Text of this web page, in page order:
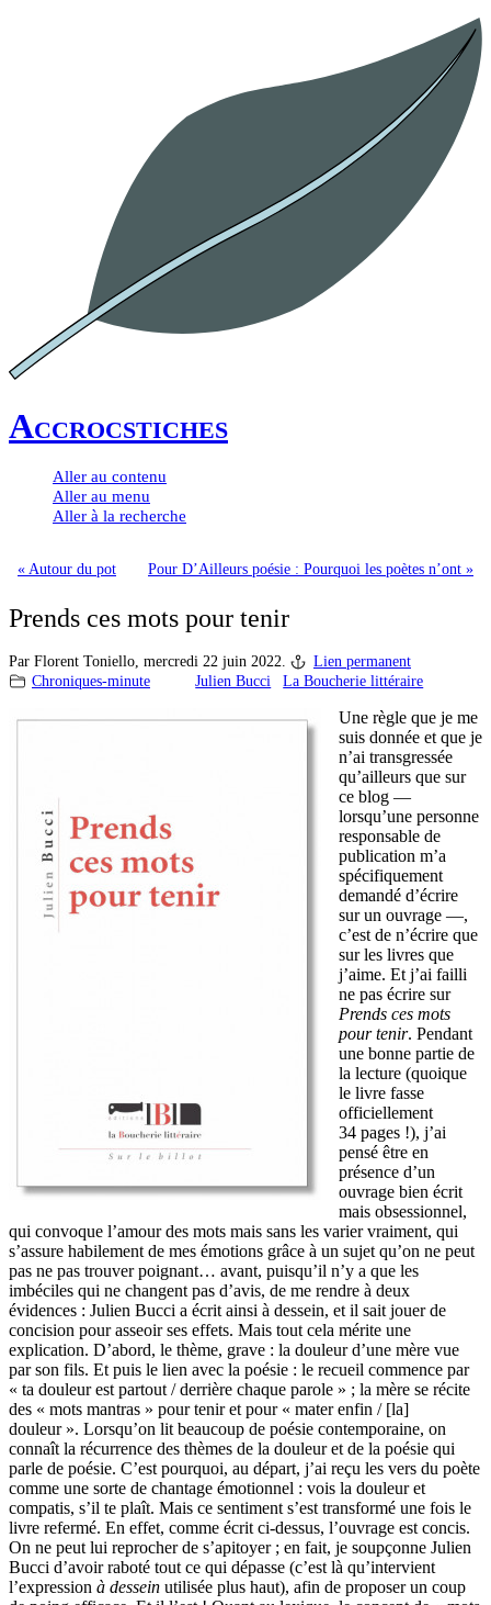
Accrocstiches
Aller au contenu
Aller au menu
Aller à la recherche
« Autour du pot Pour D’Ailleurs poésie : Pourquoi les poètes n’ont »
Prends ces mots pour tenir
Par Florent Toniello, mercredi 22 juin 2022.
Lien permanent
Chroniques-minute
Julien Bucci La Boucherie littéraire
Une règle que je me
suis donnée et que je
n’ai transgressée
qu’ailleurs que sur
ce blog —
lorsqu’une personne
responsable de
publication m’a
spécifiquement
demandé d’écrire
sur un ouvrage —,
c’est de n’écrire que
sur les livres que
j’aime. Et j’ai failli
ne pas écrire sur
Prends ces mots
pour tenir. Pendant
une bonne partie de
la lecture (quoique
le livre fasse
officiellement
34 pages !), j’ai
pensé être en
présence d’un
ouvrage bien écrit
mais obsessionnel,
qui convoque l’amour des mots mais sans les varier vraiment, qui
s’assure habilement de mes émotions grâce à un sujet qu’on ne peut
pas ne pas trouver poignant… avant, puisqu’il n’y a que les
imbéciles qui ne changent pas d’avis, de me rendre à deux
évidences : Julien Bucci a écrit ainsi à dessein, et il sait jouer de
concision pour asseoir ses effets. Mais tout cela mérite une
explication. D’abord, le thème, grave : la douleur d’une mère vue
par son fils. Et puis le lien avec la poésie : le recueil commence par
« ta douleur est partout / derrière chaque parole » ; la mère se récite
des « mots mantras » pour tenir et pour « mater enfin / [la]
douleur ». Lorsqu’on lit beaucoup de poésie contemporaine, on
connaît la récurrence des thèmes de la douleur et de la poésie qui
parle de poésie. C’est pourquoi, au départ, j’ai reçu les vers du poète
comme une sorte de chantage émotionnel : vois la douleur et
compatis, s’il te plaît. Mais ce sentiment s’est transformé une fois le
livre refermé. En effet, comme écrit ci-dessus, l’ouvrage est concis.
On ne peut lui reprocher de s’apitoyer ; en fait, je soupçonne Julien
Bucci d’avoir raboté tout ce qui dépasse (c’est là qu’intervient
l’expression à dessein utilisée plus haut), afin de proposer un coup